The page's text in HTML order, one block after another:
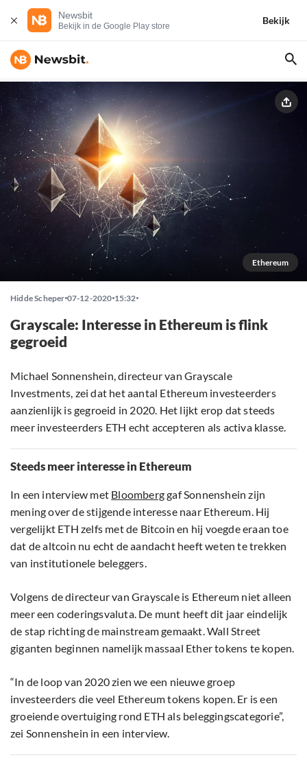
Newsbit
Bekijk in de Google Play store
Bekijk
Ethereum
Hidde Scheper 07-12-2020 15:32
Grayscale: Interesse in Ethereum is flink
gegroeid
Michael Sonnenshein, directeur van Grayscale
Investments, zei dat het aantal Ethereum investeerders
aanzienlijk is gegroeid in 2020. Het lijkt erop dat steeds
meer investeerders ETH echt accepteren als activa klasse.
Steeds meer interesse in Ethereum
In een interview met Bloomberggaf Sonnenshein zijn
mening over de stijgende interesse naar Ethereum. Hij
vergelijkt ETH zelfs met de Bitcoin en hij voegde eraan toe
dat de altcoin nu echt de aandacht heeft weten te trekken
van institutionele beleggers.
Volgens de directeur van Grayscale is Ethereum niet alleen
meer een coderingsvaluta. De munt heeft dit jaar eindelijk
de stap richting de mainstream gemaakt. Wall Street
giganten beginnen namelijk massaal Ether tokens te kopen.
“In de loop van 2020 zien we een nieuwe groep
investeerders die veel Ethereum tokens kopen. Er is een
groeiende overtuiging rond ETH als beleggingscategorie”,
zei Sonnenshein in een interview.